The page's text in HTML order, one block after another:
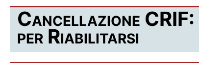
Cancellazione
per Riabilitarsi